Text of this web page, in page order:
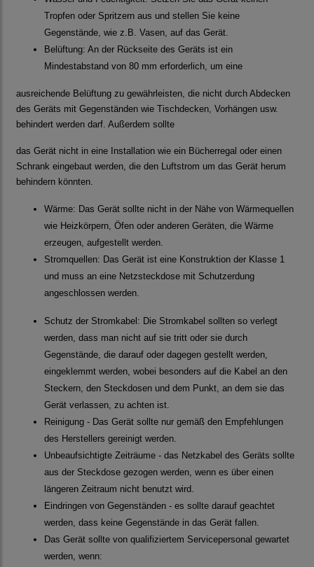
Tropfen oder Spritzern aus und stellen Sie keine
Gegenstände, wie z.B. Vasen, auf das Gerät.
Belüftung: An der Rückseite des Geräts ist ein
Mindestabstand von 80 mm erforderlich, um eine
ausreichende Belüftung zu gewährleisten, die nicht durch Abdecken
des Geräts mit Gegenständen wie Tischdecken, Vorhängen usw.
behindert werden darf. Außerdem sollte
das Gerät nicht in eine Installation wie ein Bücherregal oder einen
Schrank eingebaut werden, die den Luftstrom um das Gerät herum
behindern könnten.
Wärme: Das Gerät sollte nicht in der Nähe von Wärmequellen
wie Heizkörpern, Öfen oder anderen Geräten, die Wärme
erzeugen, aufgestellt werden.
Stromquellen: Das Gerät ist eine Konstruktion der Klasse 1
und muss an eine Netzsteckdose mit Schutzerdung
angeschlossen werden.
Schutz der Stromkabel: Die Stromkabel sollten so verlegt
werden, dass man nicht auf sie tritt oder sie durch
Gegenstände, die darauf oder dagegen gestellt werden,
eingeklemmt werden, wobei besonders auf die Kabel an den
Steckern, den Steckdosen und dem Punkt, an dem sie das
Gerät verlassen, zu achten ist.
Reinigung - Das Gerät sollte nur gemäß den Empfehlungen
des Herstellers gereinigt werden.
Unbeaufsichtigte Zeiträume - das Netzkabel des Geräts sollte
aus der Steckdose gezogen werden, wenn es über einen
längeren Zeitraum nicht benutzt wird.
Eindringen von Gegenständen - es sollte darauf geachtet
werden, dass keine Gegenstände in das Gerät fallen.
Das Gerät sollte von qualifiziertem Servicepersonal gewartet
werden, wenn: